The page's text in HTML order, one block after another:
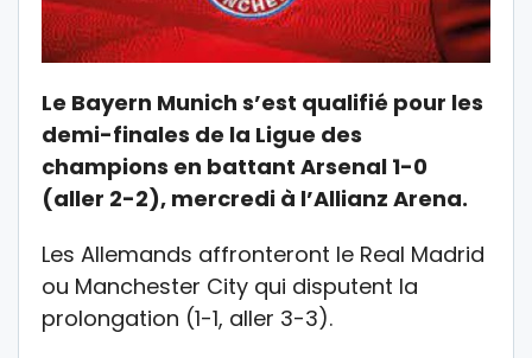
Le Bayern Munich s’est qualifié pour les
demi-finales de la Ligue des
champions en battant Arsenal 1-0
(aller 2-2), mercredi à l’Allianz Arena.
Les Allemands affronteront le Real Madrid
ou Manchester City qui disputent la
prolongation (1-1, aller 3-3).